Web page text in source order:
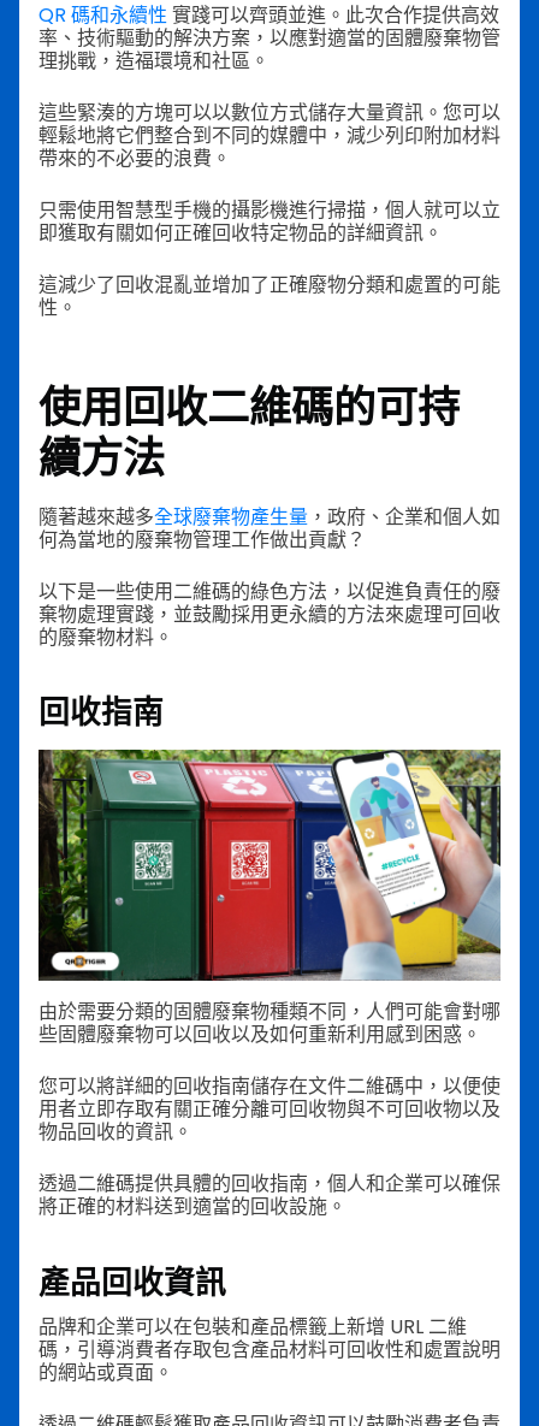
QR 碼和永續性實踐可以齊頭並進。此次合作提供高效
率、技術驅動的解決方案，以應對適當的固體廢棄物管
理挑戰，造福環境和社區。
這些緊湊的方塊可以以數位方式儲存大量資訊。您可以
輕鬆地將它們整合到不同的媒體中，減少列印附加材料
帶來的不必要的浪費。
只需使用智慧型手機的攝影機進行掃描，個人就可以立
即獲取有關如何正確回收特定物品的詳細資訊。
這減少了回收混亂並增加了正確廢物分類和處置的可能
性。
使用回收二維碼的可持
續方法
隨著越來越多全球廢棄物產生量 ，政府、企業和個人如
何為當地的廢棄物管理工作做出貢獻？
以下是一些使用二維碼的綠色方法，以促進負責任的廢
棄物處理實踐，並鼓勵採用更永續的方法來處理可回收
的廢棄物材料。
回收指南
由於需要分類的固體廢棄物種類不同，人們可能會對哪
些固體廢棄物可以回收以及如何重新利用感到困惑。
您可以將詳細的回收指南儲存在文件二維碼中，以便使
用者立即存取有關正確分離可回收物與不可回收物以及
物品回收的資訊。
透過二維碼提供具體的回收指南，個人和企業可以確保
將正確的材料送到適當的回收設施。
產品回收資訊
品牌和企業可以在包裝和產品標籤上新增 URL 二維
碼，引導消費者存取包含產品材料可回收性和處置說明
的網站或頁面。